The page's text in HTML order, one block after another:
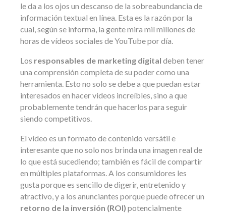
le da a los ojos un descanso de la sobreabundancia de
información textual en línea. Esta es la razón por la
cual, según se informa, la gente mira mil millones de
horas de vídeos sociales de YouTube por día.
Los responsables de marketing digital deben tener
una comprensión completa de su poder como una
herramienta. Esto no solo se debe a que puedan estar
interesados ​​en hacer videos increíbles, sino a que
probablemente tendrán que hacerlos para seguir
siendo competitivos.
El vídeo es un formato de contenido versátil e
interesante que no solo nos brinda una imagen real de
lo que está sucediendo; también es fácil de compartir
en múltiples plataformas. A los consumidores les
gusta porque es sencillo de digerir, entretenido y
atractivo, y a los anunciantes porque puede ofrecer un
retorno de la inversión (ROI) potencialmente